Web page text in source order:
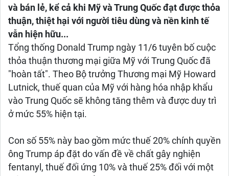
và bán lẻ, kể cả khi Mỹ và Trung Quốc đạt được thỏa
thuận, thiệt hại với người tiêu dùng và nền kinh tế
vẫn hiện hữu...
Tổng thống Donald Trump ngày 11/6 tuyên bố cuộc
thỏa thuận thương mại giữa Mỹ với Trung Quốc đã
"hoàn tất". Theo Bộ trưởng Thương mại Mỹ Howard
Lutnick, thuế quan của Mỹ với hàng hóa nhập khẩu
vào Trung Quốc sẽ không tăng thêm và được duy trì
ở mức 55% hiện tại.
Con số 55% này bao gồm mức thuế 20% chính quyền
ông Trump áp đặt do vấn đề về chất gây nghiện
fentanyl, thuế đối ứng 10% và thuế 25% đối với một